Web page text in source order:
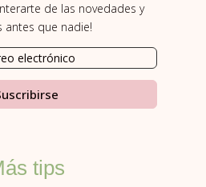
de las novedades y
antes que nadie!
tips